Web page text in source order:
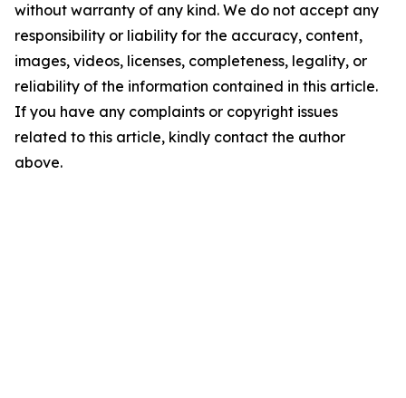
without warranty of any kind. We do not accept any
responsibility or liability for the accuracy, content,
images, videos, licenses, completeness, legality, or
reliability of the information contained in this article.
If you have any complaints or copyright issues
related to this article, kindly contact the author
above.